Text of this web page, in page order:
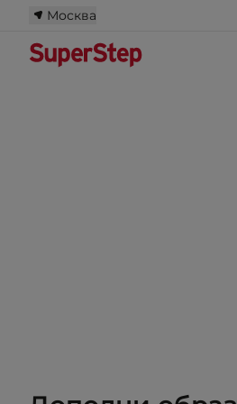
Москва